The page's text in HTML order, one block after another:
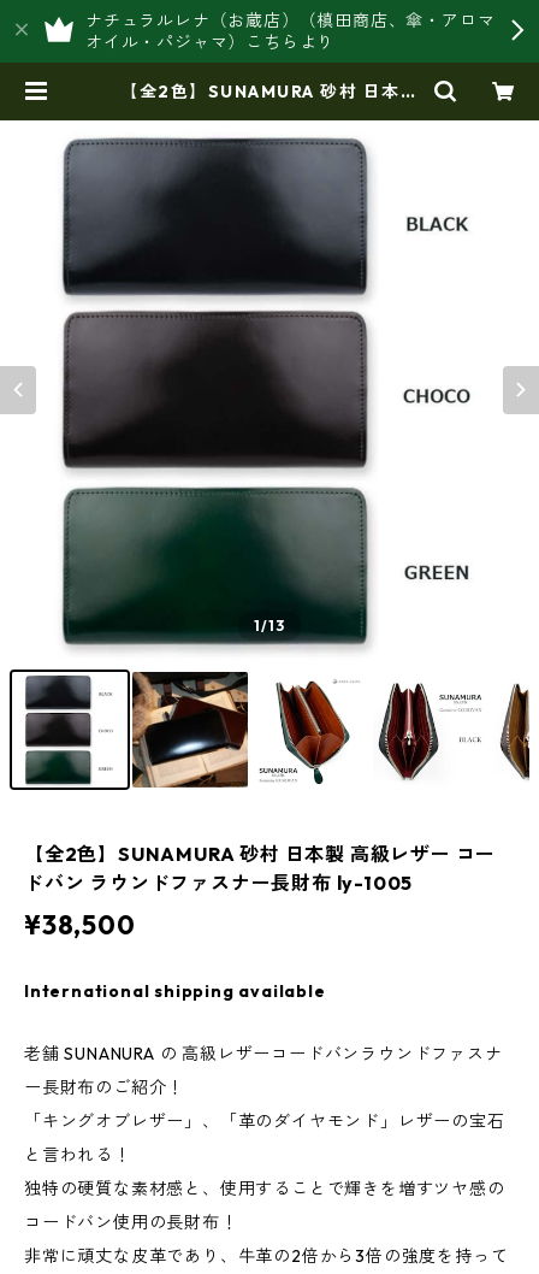
ナチュラルレナ（お蔵店）（槙田商店、傘・アロマ
オイル・パジャマ）こちらより
【全2色】SUNAMURA 砂村 日本製
リジナルバッグ製造販売【日本製・
バッグ財布 専門店】レナ ジャパ
ンメイド ショップ
1/13
【全2色】SUNAMURA 砂村 日本製 高級レザー コー
ドバン ラウンドファスナー長財布 ly-1005
¥38,500
International shipping available
老舗 SUNANURA の 高級レザーコードバンラウンドファスナ
ー長財布のご紹介！
「キングオブレザー」、「革のダイヤモンド」レザーの宝石
と言われる！
独特の硬質な素材感と、使用することで輝きを増すツヤ感の
コードバン使用の長財布！
非常に頑丈な皮革であり、牛革の2倍から3倍の強度を持って